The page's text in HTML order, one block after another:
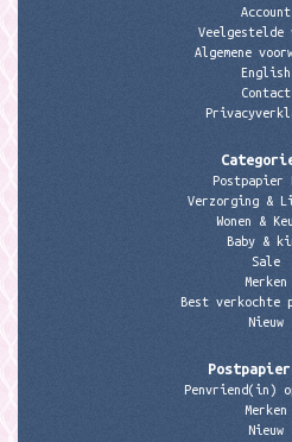
Account
Veelgestelde
Algemene
English
Contact
Postpapier
Verzorging &
Wonen &
Baby &
Sale
Merken
Best verkochte
Nieuw
Penvriend(in)
Merken
Nieuw